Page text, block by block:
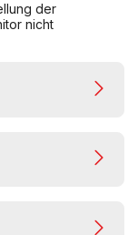
der
nicht